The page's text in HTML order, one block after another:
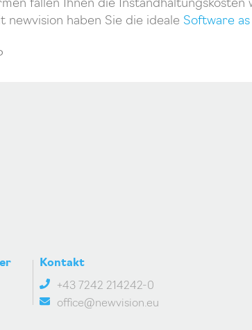
fallen Ihnen die
haben Sie die ideale Software
Kontakt
+43 7242 214242-0
office@newvision.eu